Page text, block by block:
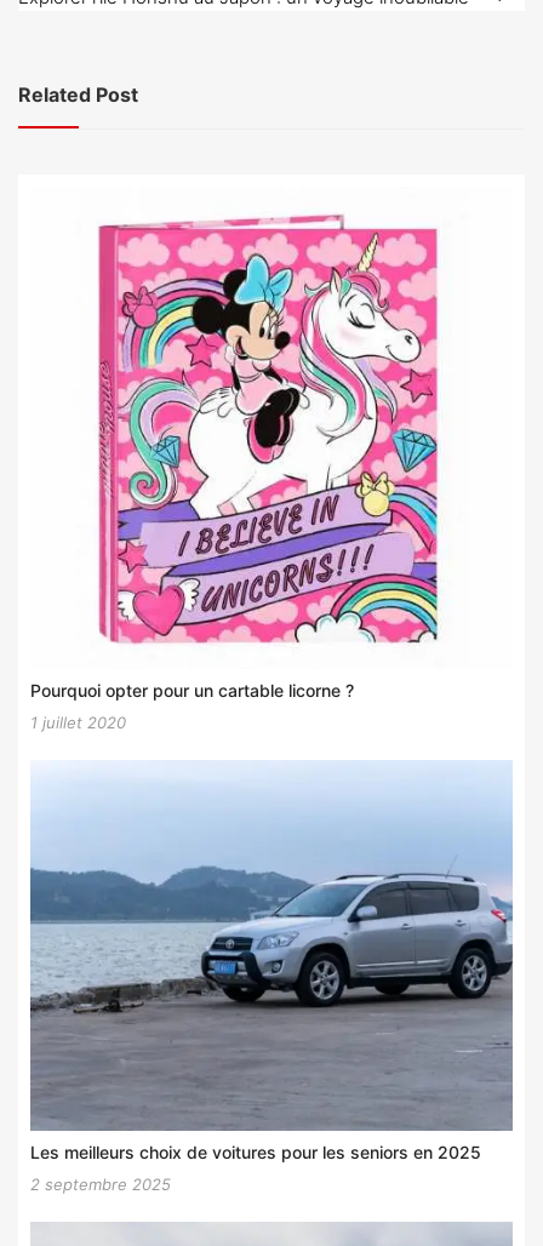
Related Post
Pourquoi opter pour un cartable licorne ?
1 juillet 2020
Les meilleurs choix de voitures pour les seniors en 2025
2 septembre 2025